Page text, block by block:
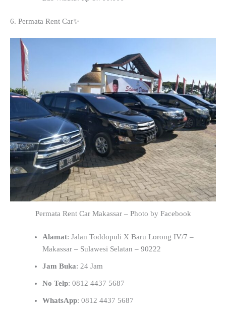
6. Permata Rent Car✨
Permata Rent Car Makassar – Photo by Facebook
Alamat: Jalan Toddopuli X Baru Lorong IV/7 –
Makassar – Sulawesi Selatan – 90222
Jam Buka: 24 Jam
No Telp: 0812 4437 5687
WhatsApp: 0812 4437 5687